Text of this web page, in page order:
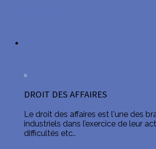
DROIT DES AFFAIRES
Le droit des affaires est l'une des
industriels dans l’exercice de leur
difficultés etc..